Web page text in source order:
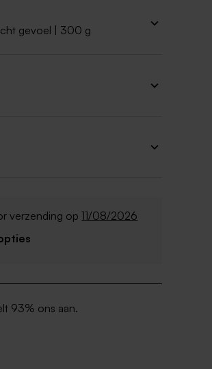
gevoel | 300 g
verzending op11/08/2026
93% ons aan.